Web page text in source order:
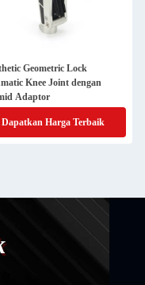
Geometric Lock
Knee Joint dengan
Adaptor
Dapatkan Harga Terbaik